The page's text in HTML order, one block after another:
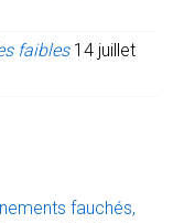
faibles 14 juillet
fauchés,